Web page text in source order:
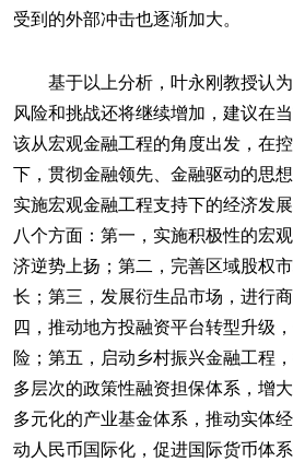
受到的外部冲击也逐渐加大。
基于以上分析，叶永刚教授认
风险和挑战还将继续增加，建议在
该从宏观金融工程的角度出发，在
下，贯彻金融领先、金融驱动的思
实施宏观金融工程支持下的经济发
八个方面：第一，实施积极性的宏
济逆势上扬；第二，完善区域股权
长；第三，发展衍生品市场，进行
四，推动地方投融资平台转型升级
险；第五，启动乡村振兴金融工程
多层次的政策性融资担保体系，增
多元化的产业基金体系，推动实体
动人民币国际化，促进国际货币体系